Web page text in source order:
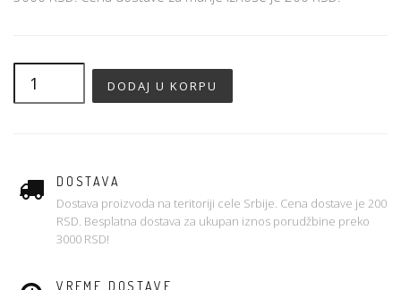
DOSTAVA
Dostava proizvoda na teritoriji cele Srbije. Cena dostave je 200
RSD. Besplatna dostava za ukupan iznos porudžbine preko
3000 RSD!
VREME DOSTAVE